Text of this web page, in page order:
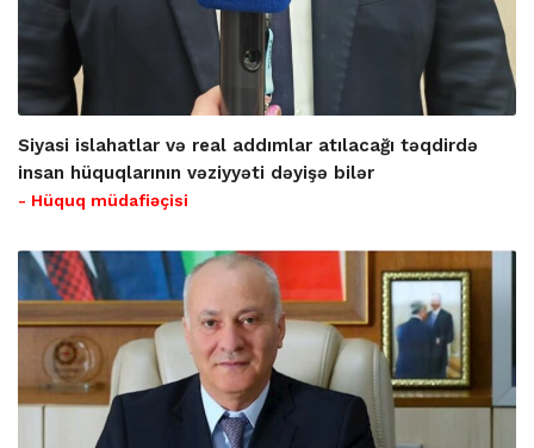
Siyasi islahatlar və real addımlar atılacağı təqdirdə
insan hüquqlarının vəziyyəti dəyişə bilər
- Hüquq müdafiəçisi